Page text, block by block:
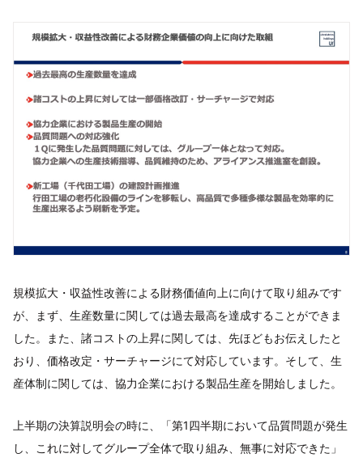
規模拡大・収益性改善による財務価値向上に向けて取り組みです
が、まず、生産数量に関しては過去最高を達成することができま
した。また、諸コストの上昇に関しては、先ほどもお伝えしたと
おり、価格改定・サーチャージにて対応しています。そして、生
産体制に関しては、協力企業における製品生産を開始しました。
上半期の決算説明会の時に、「第1四半期において品質問題が発生
し、これに対してグループ全体で取り組み、無事に対応できた」